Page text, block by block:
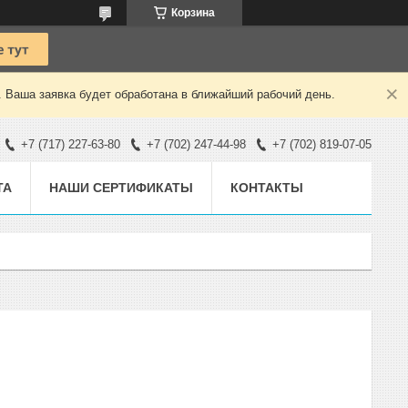
Корзина
заявка будет обработана в ближайший рабочий день.
+7 (717) 227-63-80 +7 (702) 247-44-98 +7 (702) 819-07-05
НАШИ СЕРТИФИКАТЫ КОНТАКТЫ